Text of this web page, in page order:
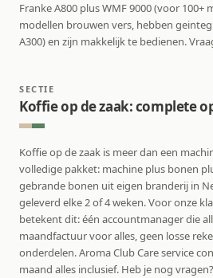
Franke A800 plus WMF 9000 (voor 100+
modellen brouwen vers, hebben
A300) en zijn makkelijk te bedienen.
SECTIE
Koffie op de zaak: complete
Koffie op de zaak is meer dan een
volledige pakket: machine plus bonen
gebrande bonen uit eigen branderij in
geleverd elke 2 of 4 weken. Voor onze
betekent dit: één accountmanager die
maandfactuur voor alles, geen losse
onderdelen. Aroma Club Care service
maand alles inclusief. Heb je nog